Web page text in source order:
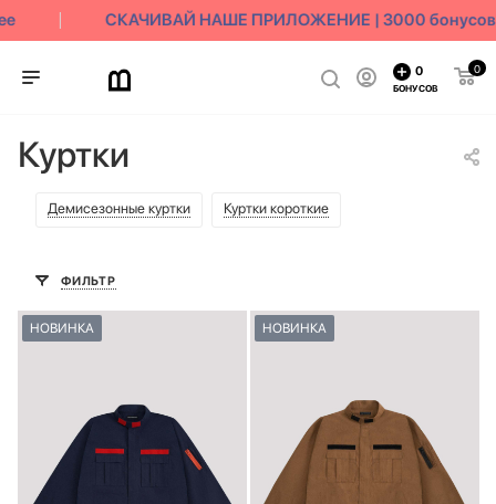
СКАЧИВАЙ НАШЕ ПРИЛОЖЕНИЕ | 3000 бонусов в
0
0
БОНУСОВ
Куртки
Демисезонные куртки Куртки короткие
ФИЛЬТР
НОВИНКА НОВИНКА